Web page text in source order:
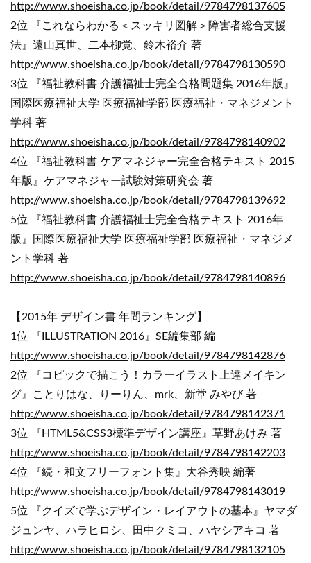
http://www.shoeisha.co.jp/book/detail/9784798137605
2位 『これならわかる＜スッキリ図解＞障害者総合支援
法』遠山真世、二本柳覚、鈴木裕介 著
http://www.shoeisha.co.jp/book/detail/9784798130590
3位 『福祉教科書 介護福祉士完全合格問題集 2016年版』
国際医療福祉大学 医療福祉学部 医療福祉・マネジメント
学科 著
http://www.shoeisha.co.jp/book/detail/9784798140902
4位 『福祉教科書 ケアマネジャー完全合格テキスト 2015
年版』ケアマネジャー試験対策研究会 著
http://www.shoeisha.co.jp/book/detail/9784798139692
5位 『福祉教科書 介護福祉士完全合格テキスト 2016年
版』国際医療福祉大学 医療福祉学部 医療福祉・マネジメ
ント学科 著
http://www.shoeisha.co.jp/book/detail/9784798140896
【2015年 デザイン書 年間ランキング】
1位 『ILLUSTRATION 2016』SE編集部 編
http://www.shoeisha.co.jp/book/detail/9784798142876
2位 『コピックで描こう！カラーイラスト上達メイキン
グ』ことりはな、りーりん、mrk、新堂 みやび 著
http://www.shoeisha.co.jp/book/detail/9784798142371
3位 『HTML5&CSS3標準デザイン講座』草野あけみ 著
http://www.shoeisha.co.jp/book/detail/9784798142203
4位 『続・和文フリーフォント集』大谷秀映 編著
http://www.shoeisha.co.jp/book/detail/9784798143019
5位 『クイズで学ぶデザイン・レイアウトの基本』ヤマダ
ジュンヤ、ハラヒロシ、田中クミコ、ハヤシアキコ 著
http://www.shoeisha.co.jp/book/detail/9784798132105